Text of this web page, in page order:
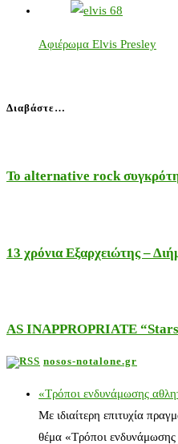
Αφιέρωμα Elvis Presley
Διαβάστε…
Το alternative rock
13 χρόνια Εξαρχειώτης –
AS INAPPROPRIATE
nosos-notalone.gr
«Τρόποι ενδυνάμωσης
Με ιδιαίτερη επιτυχία
θέμα «Τρόποι